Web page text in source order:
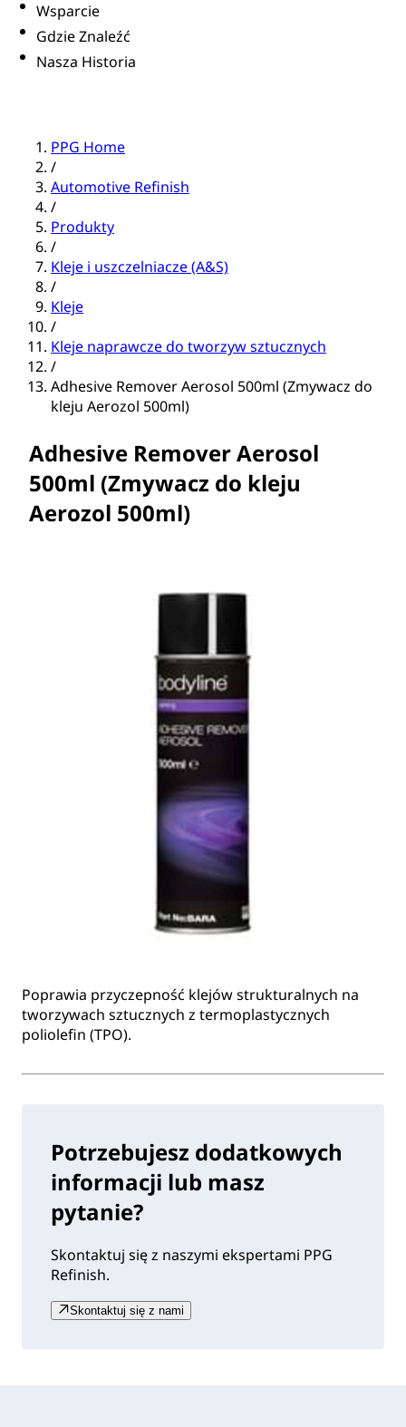
Wsparcie
Gdzie Znaleźć
Nasza Historia
PPG Home
/
Automotive Refinish
/
Produkty
/
Kleje i uszczelniacze (A&S)
/
Kleje
/
Kleje naprawcze do tworzyw sztucznych
/
Adhesive Remover Aerosol 500ml (Zmywacz do
kleju Aerozol 500ml)
Adhesive Remover Aerosol
500ml (Zmywacz do kleju
Aerozol 500ml)
Poprawia przyczepność klejów strukturalnych na
tworzywach sztucznych z termoplastycznych
poliolefin (TPO).
Potrzebujesz dodatkowych
informacji lub masz
pytanie?
Skontaktuj się z naszymi ekspertami PPG
Refinish.
Skontaktuj się z nami